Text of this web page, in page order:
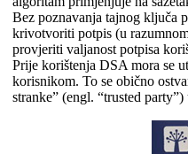
Bez poznavanja tajnog ključa
krivotvoriti potpis (u
provjeriti valjanost potpisa
Prije korištenja DSA mora se
korisnikom. To se obično
stranke” (engl. “trusted